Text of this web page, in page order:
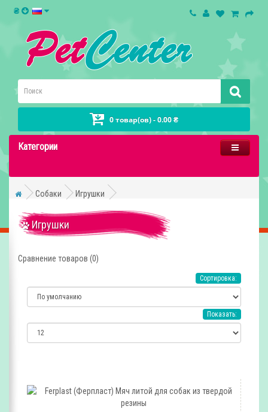
₴
0 товар(ов) - 0.00 ₴
Категории
Собаки Игрушки
Игрушки
Сравнение товаров (0)
Сортировка:
Показать: